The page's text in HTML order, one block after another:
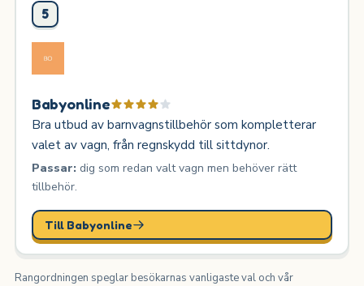
5
Babyonline
Bra utbud av barnvagnstillbehör som kompletterar
valet av vagn, från regnskydd till sittdynor.
Passar:dig som redan valt vagn men behöver rätt
tillbehör.
Till Babyonline
Rangordningen speglar besökarnas vanligaste val och vår